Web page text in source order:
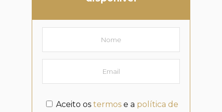
Aceito os termose a política de